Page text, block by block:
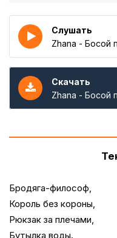
Слушать
Zhana - Босой
Скачать
Zhana - Босой
Бродяга-философ,
Король без короны,
Рюкзак за плечами,
Бутылка воды.